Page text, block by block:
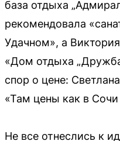
база отдыха
рекомендовала
Удачном», а
«Дом отдыха
спор о цене:
«Там цены как в Сочи
Не все отнеслись к